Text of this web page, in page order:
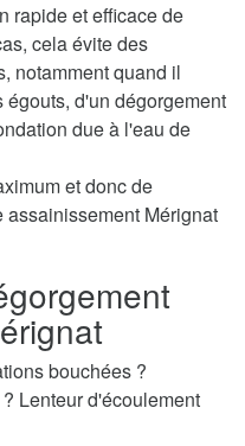
rapide et efficace de
cela évite des
notamment quand il
d'un dégorgement
due à l'eau de
et donc de
Mérignat
bouchées ?
Lenteur d'écoulement